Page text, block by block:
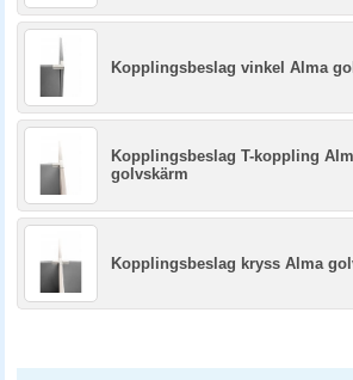
Kopplingsbeslag vinkel Alma
Kopplingsbeslag T-koppling
golvskärm
Kopplingsbeslag kryss Alma